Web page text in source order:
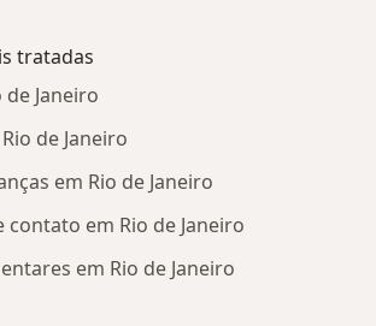
tratadas
de Janeiro
de Janeiro
em Rio de Janeiro
em Rio de Janeiro
em Rio de Janeiro